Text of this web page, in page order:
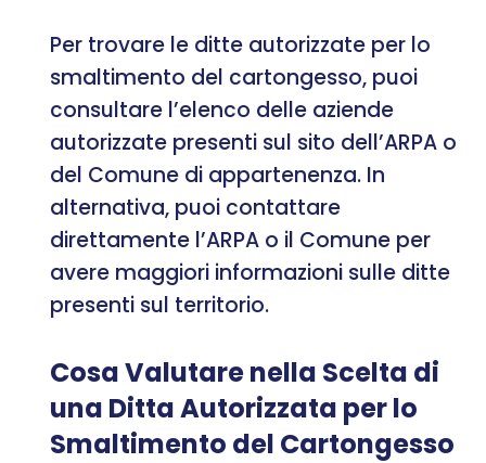
Per trovare le ditte autorizzate per lo
smaltimento del cartongesso, puoi
consultare l’elenco delle aziende
autorizzate presenti sul sito dell’ARPA o
del Comune di appartenenza. In
alternativa, puoi contattare
direttamente l’ARPA o il Comune per
avere maggiori informazioni sulle ditte
presenti sul territorio.
Cosa Valutare nella Scelta di
una Ditta Autorizzata per lo
Smaltimento del Cartongesso